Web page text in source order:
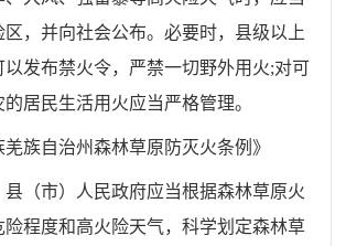
，并向社会公布。必要时，县级以上
发布禁火令，严禁一切野外用火;对可
居民生活用火应当严格管理。
羌族自治州森林草原防灭火条例》
县（市）人民政府应当根据森林草原火
险程度和高火险天气，科学划定森林草